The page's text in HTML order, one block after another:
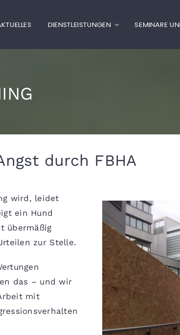
DIENSTLEISTUNGEN SEMINARE
durch FBHA
wird, leidet
ein Hund
übermäßig
zur Stelle.
das – und wir
mit